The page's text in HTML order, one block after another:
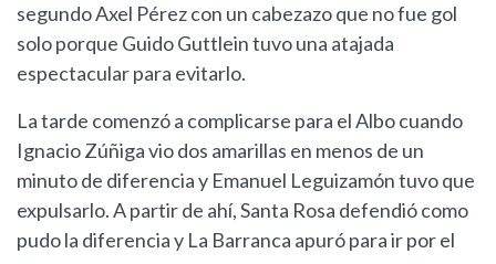
segundo Axel Pérez con un cabezazo que no fue gol
solo porque Guido Guttlein tuvo una atajada
espectacular para evitarlo.
La tarde comenzó a complicarse para el Albo cuando
Ignacio Zúñiga vio dos amarillas en menos de un
minuto de diferencia y Emanuel Leguizamón tuvo que
expulsarlo. A partir de ahí, Santa Rosa defendió como
pudo la diferencia y La Barranca apuró para ir por el